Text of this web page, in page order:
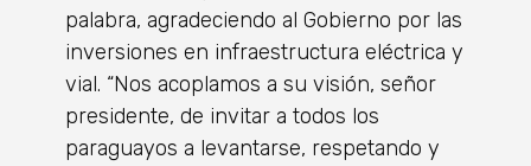
palabra, agradeciendo al Gobierno por las
inversiones en infraestructura eléctrica y
vial. “Nos acoplamos a su visión, señor
presidente, de invitar a todos los
paraguayos a levantarse, respetando y